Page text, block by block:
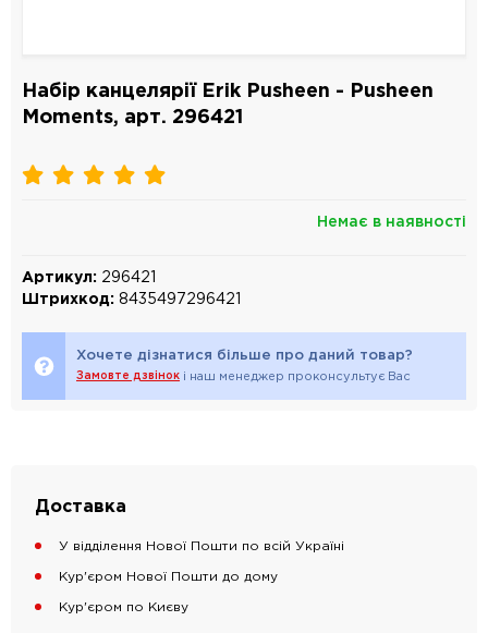
Набір канцелярії Erik Pusheen - Pusheen
Moments, арт. 296421
Немає в наявності
Артикул: 296421
Штрихкод: 8435497296421
Хочете дізнатися більше про даний товар?
Замовте дзвінок і наш менеджер проконсультує Вас
Доставка
У відділення Нової Пошти по всій Україні
Кур'єром Нової Пошти до дому
Кур'єром по Києву